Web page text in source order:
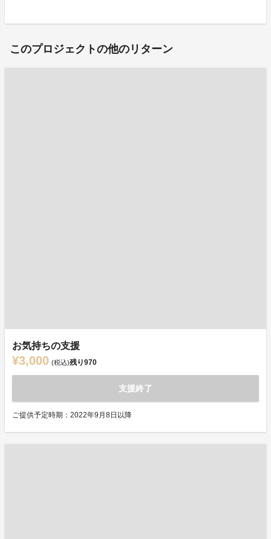
このプロジェクトの他のリターン
お気持ちの支援
¥3,000 (税込)残り970
支援終了
ご提供予定時期：2022年9月8日以降